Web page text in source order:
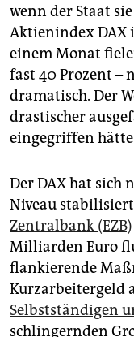
wenn der Staat
Aktienindex DAX
einem Monat
fast 40 Prozent –
dramatisch. Der
drastischer
eingegriffen hätte
Der DAX hat sich
Niveau
Zentralbank (EZB)
Milliarden Euro
flankierende
Kurzarbeitergeld
Selbstständigen
schlingernden